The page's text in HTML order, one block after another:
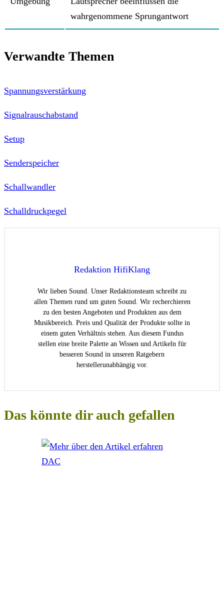
wahrgenommene Sprungantwort
Verwandte Themen
Spannungsverstärkung
Signalrauschabstand
Setup
Senderspeicher
Schallwandler
Schalldruckpegel
Redaktion HifiKlang
Wir lieben Sound. Unser Redaktionsteam schreibt zu
allen Themen rund um guten Sound. Wir recherchieren
zu den besten Angeboten und Produkten aus dem
Musikbereich. Preis und Qualität der Produkte sollte in
einem guten Verhältnis stehen. Aus diesem Fundus
stellen eine breite Palette an Wissen und Artikeln für
besseren Sound in unseren Ratgebern
herstellerunabhängig vor.
Das könnte dir auch gefallen